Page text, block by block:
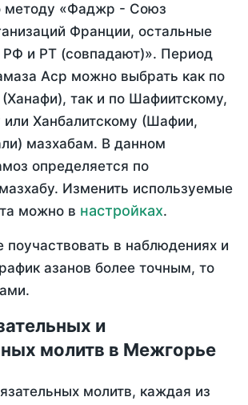
методу «Фаджр - Союз
Франции, остальные
и РТ (совпадают)». Период
Аср можно выбрать как по
так и по Шафиитскому,
или Ханбалитскому (Шафии,
мазхабам. В данном
определяется по
Изменить используемые
можно в настройках.
поучаствовать в наблюдениях и
азанов более точным, то
и
молитв в Межгорье
молитв, каждая из